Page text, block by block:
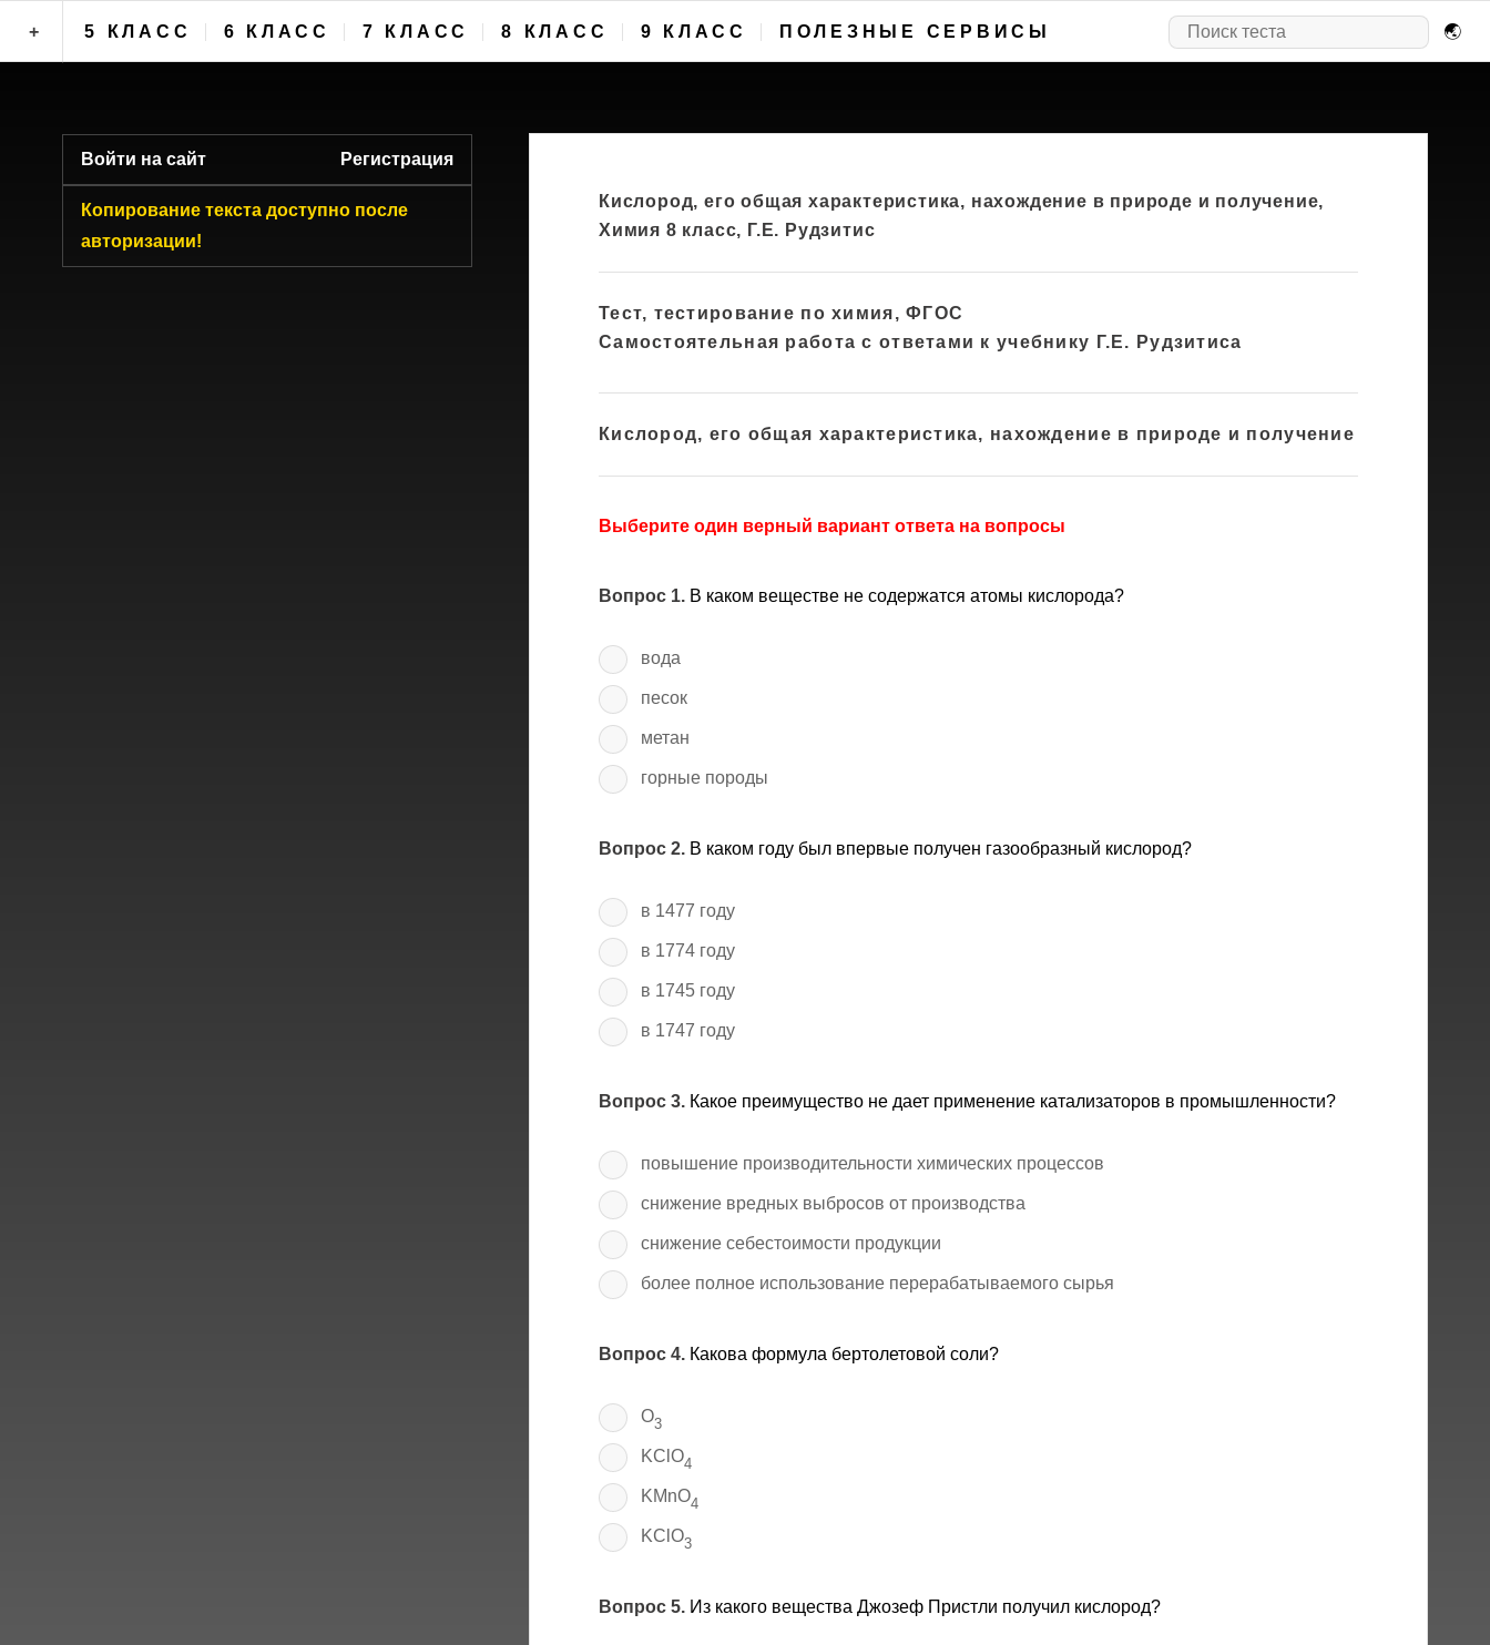
+ 5 КЛАСС 6 КЛАСС 7 КЛАСС 8 КЛАСС 9 КЛАСС ПОЛЕЗНЫЕ СЕРВИСЫ 🌏
Войти на сайт Регистрация
Копирование текста доступно после
авторизации!
Кислород, его общая характеристика, нахождение в природе и получение,
Химия 8 класс, Г.Е. Рудзитис
Тест, тестирование по химия, ФГОС
Самостоятельная работа с ответами к учебнику Г.Е. Рудзитиса
Кислород, его общая характеристика, нахождение в природе и получение
Выберите один верный вариант ответа на вопросы
Вопрос 1.В каком веществе не содержатся атомы кислорода?
вода
песок
метан
горные породы
Вопрос 2.В каком году был впервые получен газообразный кислород?
в 1477 году
в 1774 году
в 1745 году
в 1747 году
Вопрос 3.Какое преимущество не дает применение катализаторов в промышленности?
повышение производительности химических процессов
снижение вредных выбросов от производства
снижение себестоимости продукции
более полное использование перерабатываемого сырья
Вопрос 4.Какова формула бертолетовой соли?
O3
KClO4
KMnO4
KClO3
Вопрос 5.Из какого вещества Джозеф Пристли получил кислород?